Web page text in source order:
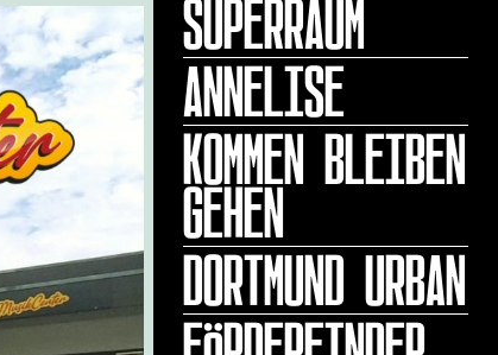
ANNELISE
KOMMEN BLEIBEN
GEHEN
DORTMUND URBAN